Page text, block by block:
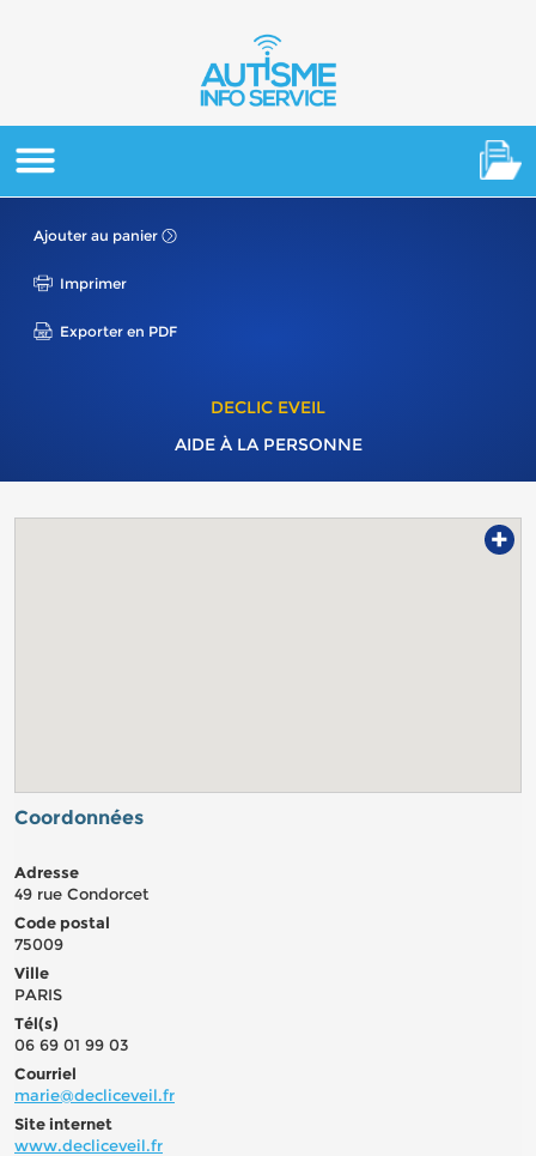
Ajouter au panier
Imprimer
Exporter en PDF
DECLIC EVEIL
AIDE À LA PERSONNE
+
Coordonnées
Adresse
49 rue Condorcet
Code postal
75009
Ville
PARIS
Tél(s)
06 69 01 99 03
Courriel
marie@decliceveil.fr
Site internet
www.decliceveil.fr